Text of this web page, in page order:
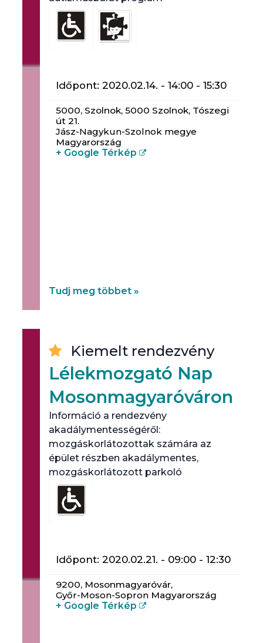
Időpont: 2020.02.14. - 14:00- 15:30
5000, Szolnok, 5000 Szolnok, Tószegi
út 21.
Jász-Nagykun-Szolnok megye
Magyarország
+ Google Térkép
Tudj meg többet »
Kiemelt rendezvény
Lélekmozgató Nap
Mosonmagyaróváron
Információ a rendezvény
akadálymentességéről:
mozgáskorlátozottak számára az
épület részben akadálymentes,
mozgáskorlátozott parkoló
Időpont: 2020.02.21. - 09:00- 12:30
9200, Mosonmagyaróvár,
Győr-Moson-Sopron Magyarország
+ Google Térkép